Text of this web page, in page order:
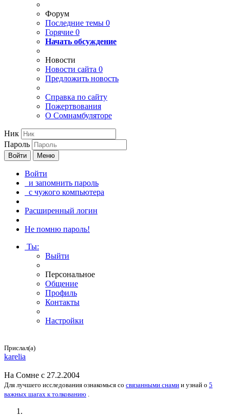
Форум
Последние темы 0
Горячие 0
Начать обсуждение
Новости
Новости сайта 0
Предложить новость
Справка по сайту
Пожертвования
О Сомнамбуляторе
Ник
Пароль
Войти Меню
Войти
и запомнить пароль
с чужого компьютера
Расширенный логин
Не помню пароль!
Ты:
Выйти
Персональное
Общение
Профиль
Контакты
Настройки
Прислал(а)
karelia
На Сомне с 27.2.2004
Для лучшего исследования ознакомься со связанными снами и узнай о 5
важных шагах к толкованию .